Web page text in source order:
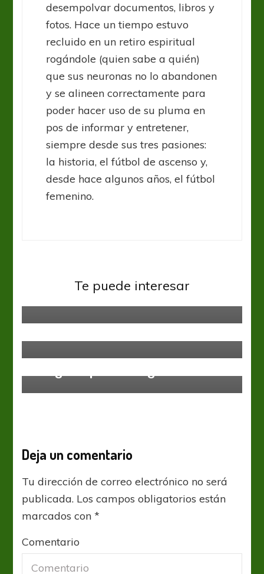
desempolvar documentos, libros y
fotos. Hace un tiempo estuvo
recluido en un retiro espiritual
rogándole (quien sabe a quién)
que sus neuronas no lo abandonen
y se alineen correctamente para
poder hacer uso de su pluma en
pos de informar y entretener,
siempre desde sus tres pasiones:
la historia, el fútbol de ascenso y,
desde hace algunos años, el fútbol
femenino.
Te puede interesar
Boca volvió a ganar y pone
Deja un comentario
Tu dirección de correo electrónico no será
publicada. Los campos obligatorios están
marcados con*
Comentario